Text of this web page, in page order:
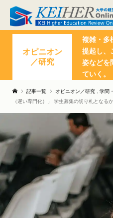
オピニオン
／研究
複雑・多
提起し、
姿などを
ていく。
記事一覧 オピニオン／研究 学問
（遅い専門化）」 学生募集の切り札となるか